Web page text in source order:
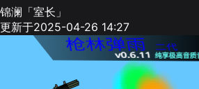
锦澜「室长」
更新于2025-04-26 14:27